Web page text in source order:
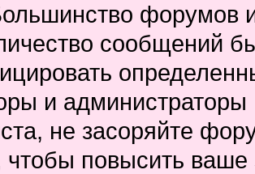
форумов
сообщений
и
не засоряйте
чтобы повысить